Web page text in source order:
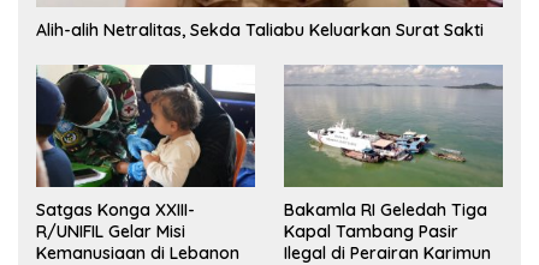
Alih-alih Netralitas, Sekda Taliabu Keluarkan Surat Sakti
Satgas Konga XXIII-
R/UNIFIL Gelar Misi
Kemanusiaan di Lebanon
Bakamla RI Geledah Tiga
Kapal Tambang Pasir
Ilegal di Perairan Karimun